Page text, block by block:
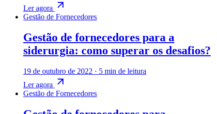
Ler agora
Gestão de Fornecedores
Gestão de fornecedores para a
siderurgia: como superar os desafios?
19 de outubro de 2022 · 5 min de leitura
Ler agora
Gestão de Fornecedores